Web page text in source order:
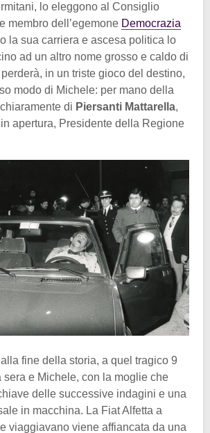
lo eleggono al Consiglio
membro dell’egemone Democrazia
la sua carriera e ascesa politica lo
ad un altro nome grosso e caldo di
in un triste gioco del destino,
modo di Michele: per mano della
di Piersanti Mattarella,
apertura, Presidente della Regione
fine della storia, a quel tragico 9
sera e Michele, con la moglie che
delle successive indagini e una
in macchina. La Fiat Alfetta a
viaggiavano viene affiancata da una